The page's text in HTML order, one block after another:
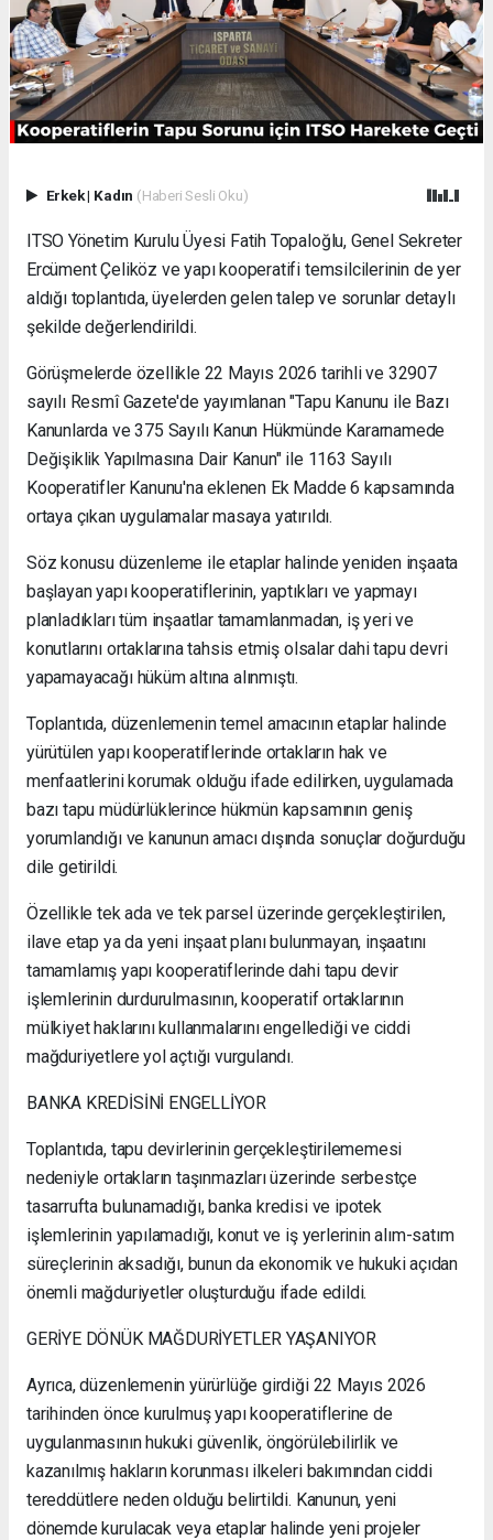
Erkek| Kadın (Haberi Sesli Oku)
ITSO Yönetim Kurulu Üyesi Fatih Topaloğlu, Genel Sekreter
Ercüment Çeliköz ve yapı kooperatifi temsilcilerinin de yer
aldığı toplantıda, üyelerden gelen talep ve sorunlar detaylı
şekilde değerlendirildi.
Görüşmelerde özellikle 22 Mayıs 2026 tarihli ve 32907
sayılı Resmî Gazete'de yayımlanan "Tapu Kanunu ile Bazı
Kanunlarda ve 375 Sayılı Kanun Hükmünde Kararnamede
Değişiklik Yapılmasına Dair Kanun" ile 1163 Sayılı
Kooperatifler Kanunu'na eklenen Ek Madde 6 kapsamında
ortaya çıkan uygulamalar masaya yatırıldı.
Söz konusu düzenleme ile etaplar halinde yeniden inşaata
başlayan yapı kooperatiflerinin, yaptıkları ve yapmayı
planladıkları tüm inşaatlar tamamlanmadan, iş yeri ve
konutlarını ortaklarına tahsis etmiş olsalar dahi tapu devri
yapamayacağı hüküm altına alınmıştı.
Toplantıda, düzenlemenin temel amacının etaplar halinde
yürütülen yapı kooperatiflerinde ortakların hak ve
menfaatlerini korumak olduğu ifade edilirken, uygulamada
bazı tapu müdürlüklerince hükmün kapsamının geniş
yorumlandığı ve kanunun amacı dışında sonuçlar doğurduğu
dile getirildi.
Özellikle tek ada ve tek parsel üzerinde gerçekleştirilen,
ilave etap ya da yeni inşaat planı bulunmayan, inşaatını
tamamlamış yapı kooperatiflerinde dahi tapu devir
işlemlerinin durdurulmasının, kooperatif ortaklarının
mülkiyet haklarını kullanmalarını engellediği ve ciddi
mağduriyetlere yol açtığı vurgulandı.
BANKA KREDİSİNİ ENGELLİYOR
Toplantıda, tapu devirlerinin gerçekleştirilememesi
nedeniyle ortakların taşınmazları üzerinde serbestçe
tasarrufta bulunamadığı, banka kredisi ve ipotek
işlemlerinin yapılamadığı, konut ve iş yerlerinin alım-satım
süreçlerinin aksadığı, bunun da ekonomik ve hukuki açıdan
önemli mağduriyetler oluşturduğu ifade edildi.
GERİYE DÖNÜK MAĞDURİYETLER YAŞANIYOR
Ayrıca, düzenlemenin yürürlüğe girdiği 22 Mayıs 2026
tarihinden önce kurulmuş yapı kooperatiflerine de
uygulanmasının hukuki güvenlik, öngörülebilirlik ve
kazanılmış hakların korunması ilkeleri bakımından ciddi
tereddütlere neden olduğu belirtildi. Kanunun, yeni
dönemde kurulacak veya etaplar halinde yeni projeler